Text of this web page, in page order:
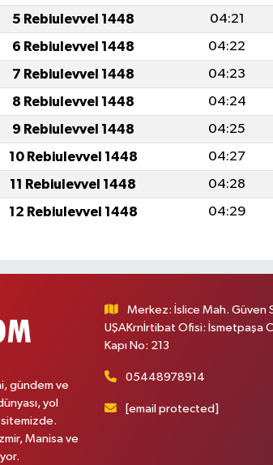
5 Rebiulevvel 1448 04:21
6 Rebiulevvel 1448 04:22
7 Rebiulevvel 1448 04:23
8 Rebiulevvel 1448 04:24
9 Rebiulevvel 1448 04:25
10 Rebiulevvel 1448 04:27
11 Rebiulevvel 1448 04:28
12 Rebiulevvel 1448 04:29
gündem ve
yol
Manisa ve
Merkez: İslice Mah. Güven
UŞAKrnİrtibat Ofisi: İsmetpaşa
Kapı No: 213
05448978914
[email protected]